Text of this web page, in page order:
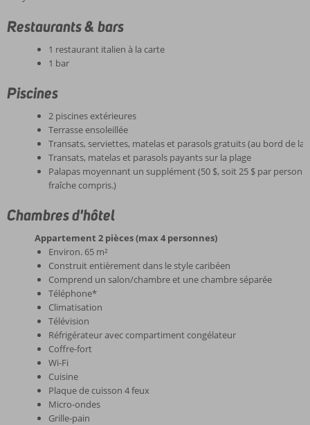
Restaurants & bars
1 restaurant italien à la carte
1 bar
Piscines
2 piscines extérieures
Terrasse ensoleillée
Transats, serviettes, matelas et parasols gratuits (au bord de la
Transats, matelas et parasols payants sur la plage
Palapas moyennant un supplément (50 $, soit 25 $ par
fraîche compris.)
Chambres d'hôtel
Appartement 2 pièces (max 4 personnes)
Environ. 65 m²
Construit entièrement dans le style caribéen
Comprend un salon/chambre et une chambre séparée
Téléphone*
Climatisation
Télévision
Réfrigérateur avec compartiment congélateur
Coffre-fort
Wi-Fi
Cuisine
Plaque de cuisson 4 feux
Micro-ondes
Grille-pain